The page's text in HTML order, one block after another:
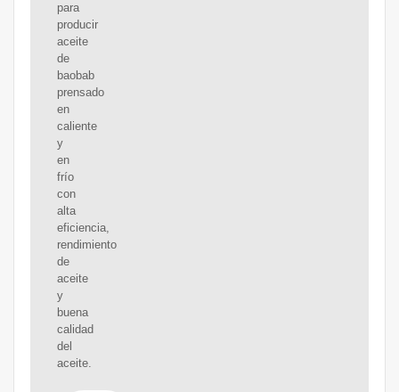
para
producir
aceite
de
baobab
prensado
en
caliente
y
en
frío
con
alta
eficiencia,
rendimiento
de
aceite
y
buena
calidad
del
aceite.